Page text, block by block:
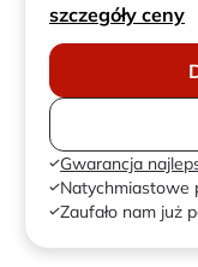
szczegóły ceny
Gwarancja
Natychmiastowe
Zaufało nam już